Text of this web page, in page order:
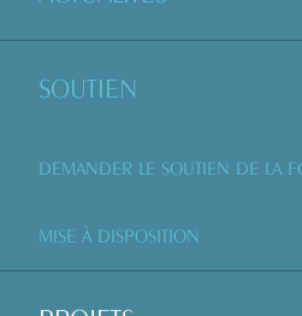
SOUTIEN
DEMANDER LE SOUTIEN DE LA
MISE À DISPOSITION